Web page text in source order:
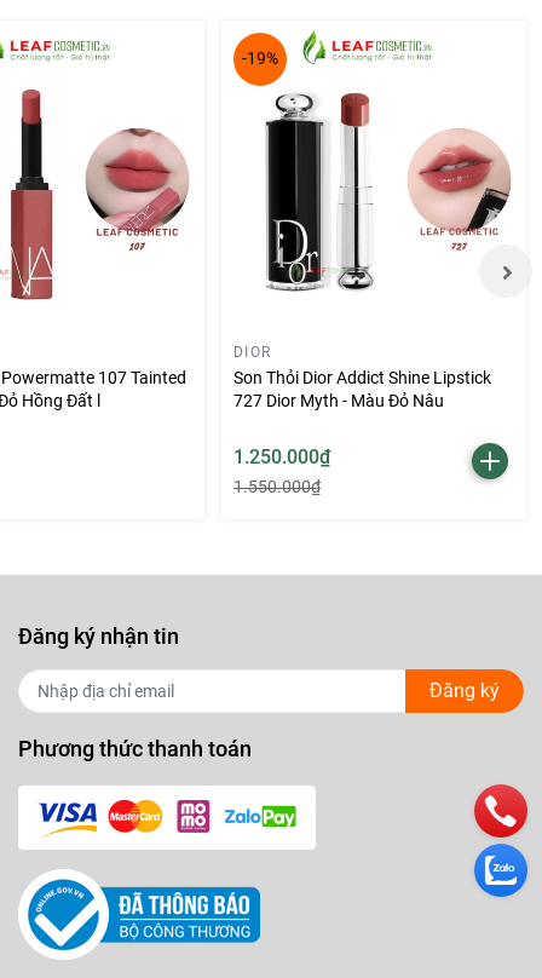
hữu
107 Tainted
Hồng Đất l
-19%
DIOR
Son Thỏi Dior Addict Shine Lipstick
727 Dior Myth - Màu Đỏ Nâu
1.250.000₫
1.550.000₫
Đăng ký nhận tin
Đăng ký
Phương thức thanh toán